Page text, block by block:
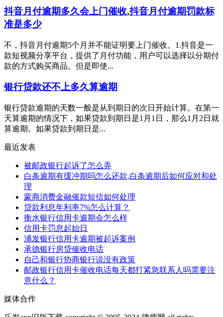
抖音月付逾期多久会上门催收,抖音月付逾期罚款标
准是多少
不，抖音月付逾期5个月并不能证明要上门催收。1.抖音是一
款短视频分享平台，提供了月付功能，用户可以选择以分期付
款的方式购买商品。但是即使...
银行贷款还不上多久算逾期
银行贷款逾期的天数一般是从到期日的次日开始计算。在第一
天算逾期的情况下，如果贷款到期日是1月1日，那么1月2日就
算逾期。如果贷款到期日是...
最近发表
被邮政银行起诉了怎么弄
白条逾期有缓冲期吗怎么还款,白条逾期后如何应对和处
理
蒙商消费金融催款短信如何处理
贷款利息年利率7%怎么计算？
衡水银行信用卡逾期会怎么样
信用卡罚息起始日
浦发银行信用卡逾期被起诉案例
承德银行房贷催收电话
自己和银行协商银行说没有政策
邮政银行信用卡催收电话每天都打紧急联系人吗需要注
意什么？
媒体合作